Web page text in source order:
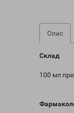
Опис
Склад
100 мл